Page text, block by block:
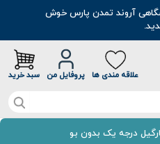
آروند تمدن پارس خوش
علاقه مندی ها پروفایل من سبد خرید
درجه یک بدون بو